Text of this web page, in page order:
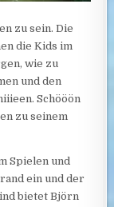
zu sein. Die
die Kids im
wie zu
und den
Schööön
zu seinem
Spielen und
ein und der
bietet Björn